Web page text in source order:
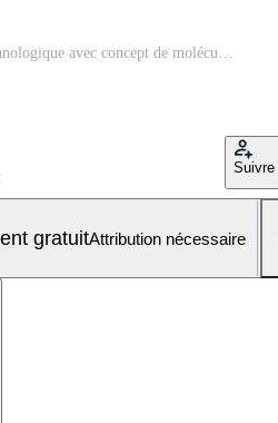
ensemble de logo globe technologique avec concept de molécule. collection de conception de logo tech monde abstrait. Vecteur Gratuit et SVG Gratuit
Suivre
gratuitAttribution nécessaire